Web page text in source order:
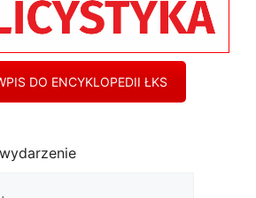
DO ENCYKLOPEDII ŁKS